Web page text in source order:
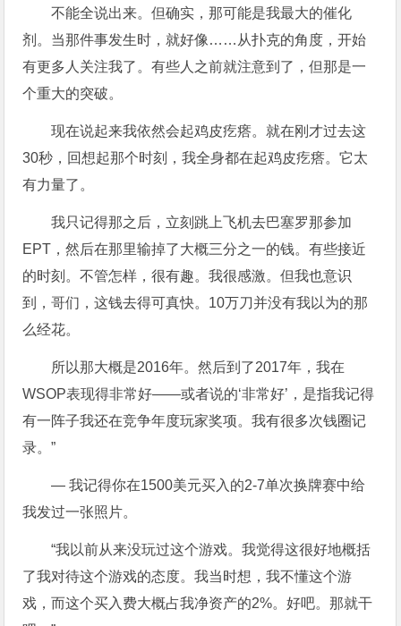
不能全说出来。但确实，那可能是我最大的催化
剂。当那件事发生时，就好像……从扑克的角度，开始
有更多人关注我了。有些人之前就注意到了，但那是一
个重大的突破。
现在说起来我依然会起鸡皮疙瘩。就在刚才过去这
30秒，回想起那个时刻，我全身都在起鸡皮疙瘩。它太
有力量了。
我只记得那之后，立刻跳上飞机去巴塞罗那参加
EPT，然后在那里输掉了大概三分之一的钱。有些接近
的时刻。不管怎样，很有趣。我很感激。但我也意识
到，哥们，这钱去得可真快。10万刀并没有我以为的那
么经花。
所以那大概是2016年。然后到了2017年，我在
WSOP表现得非常好——或者说的‘非常好’，是指我记得
有一阵子我还在竞争年度玩家奖项。我有很多次钱圈记
录。”
— 我记得你在1500美元买入的2-7单次换牌赛中给
我发过一张照片。
“我以前从来没玩过这个游戏。我觉得这很好地概括
了我对待这个游戏的态度。我当时想，我不懂这个游
戏，而这个买入费大概占我净资产的2%。好吧。那就干